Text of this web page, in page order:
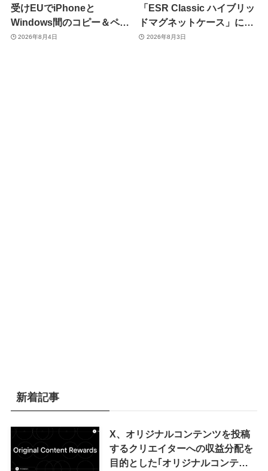
受けEUでiPhoneと
Windows間のコピー＆ペー
スト機能を提供へ
2026年8月4日
「ESR Classic ハイブリッ
ドマグネットケース」に黄
ばみへの耐久性を向上させ
2026年8月3日
新着記事
X、オリジナルコンテンツを投稿
するクリエイターへの収益分配を
目的とした｢オリジナルコンテン